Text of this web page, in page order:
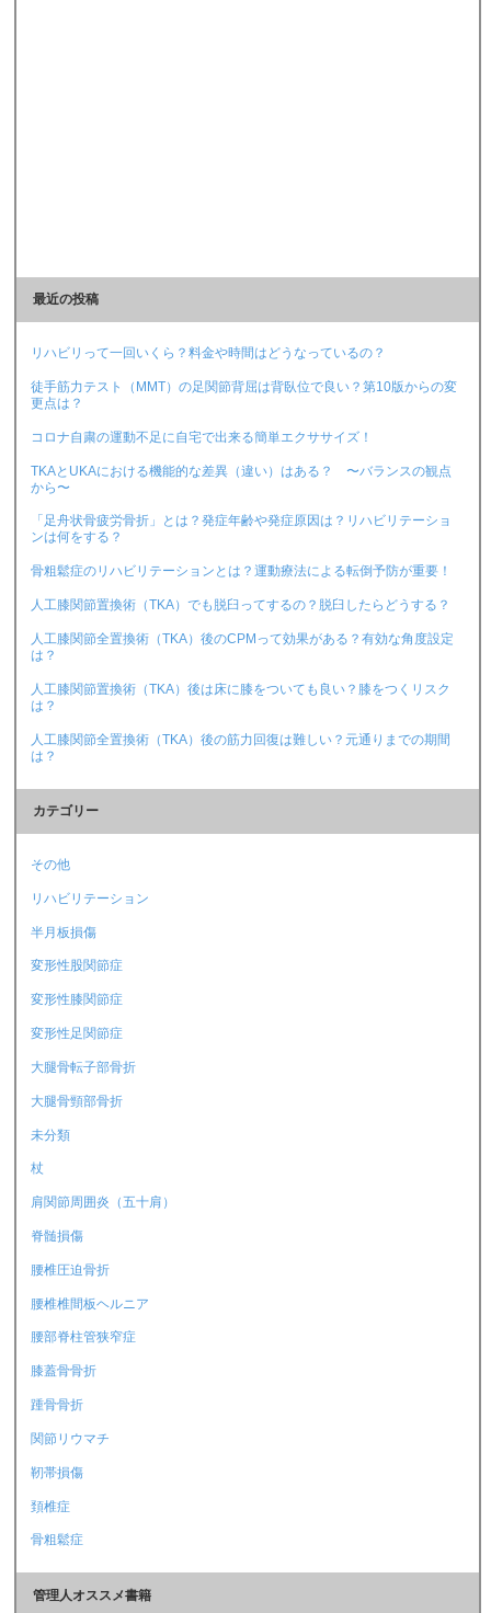
最近の投稿
リハビリって一回いくら？料金や時間はどうなっているの？
徒手筋力テスト（MMT）の足関節背屈は背臥位で良い？第10版からの変
更点は？
コロナ自粛の運動不足に自宅で出来る簡単エクササイズ！
TKAとUKAにおける機能的な差異（違い）はある？ 〜バランスの観点
から〜
「足舟状骨疲労骨折」とは？発症年齢や発症原因は？リハビリテーショ
ンは何をする？
骨粗鬆症のリハビリテーションとは？運動療法による転倒予防が重要！
人工膝関節置換術（TKA）でも脱臼ってするの？脱臼したらどうする？
人工膝関節全置換術（TKA）後のCPMって効果がある？有効な角度設定
は？
人工膝関節置換術（TKA）後は床に膝をついても良い？膝をつくリスク
は？
人工膝関節全置換術（TKA）後の筋力回復は難しい？元通りまでの期間
は？
カテゴリー
その他
リハビリテーション
半月板損傷
変形性股関節症
変形性膝関節症
変形性足関節症
大腿骨転子部骨折
大腿骨頸部骨折
未分類
杖
肩関節周囲炎（五十肩）
脊髄損傷
腰椎圧迫骨折
腰椎椎間板ヘルニア
腰部脊柱管狭窄症
膝蓋骨骨折
踵骨骨折
関節リウマチ
靭帯損傷
頚椎症
骨粗鬆症
管理人オススメ書籍